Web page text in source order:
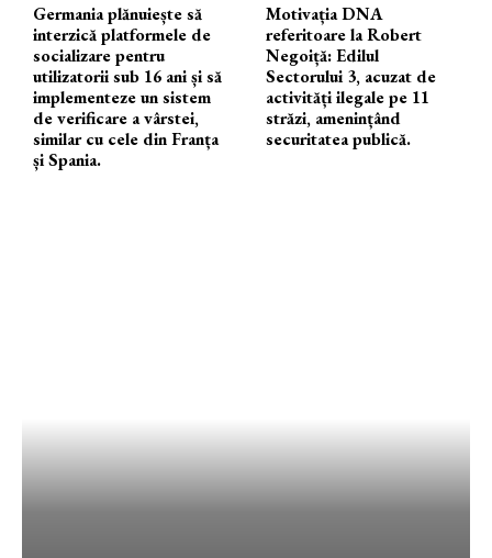
Germania plănuiește să
interzică platformele de
socializare pentru
utilizatorii sub 16 ani și să
implementeze un sistem
de verificare a vârstei,
similar cu cele din Franța
și Spania.
Motivația DNA
referitoare la Robert
Negoiță: Edilul
Sectorului 3, acuzat de
activități ilegale pe 11
străzi, amenințând
securitatea publică.